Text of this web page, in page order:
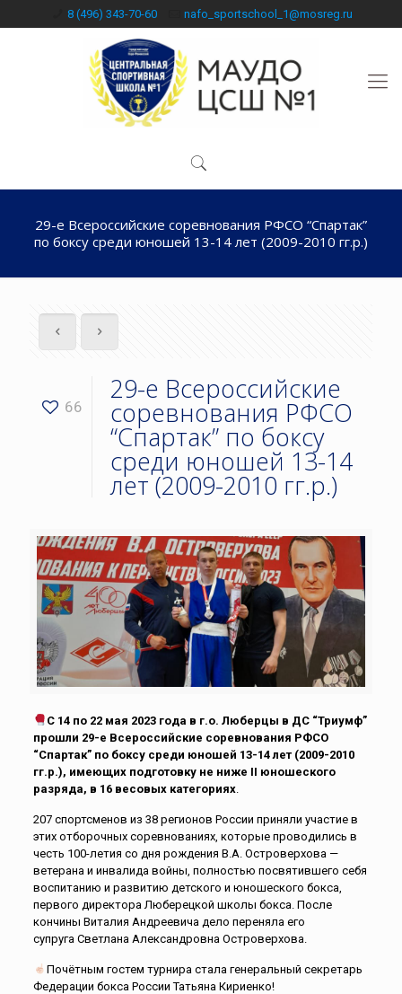
8 (496) 343-70-60 nafo_sportschool_1@mosreg.ru
29-е Всероссийские соревнования РФСО “Спартак”
по боксу среди юношей 13-14 лет (2009-2010 гг.р.)
66
29-е Всероссийские
соревнования РФСО
“Спартак” по боксу
среди юношей 13-14
лет (2009-2010 гг.р.)
С 14 по 22 мая 2023 года в г.о. Люберцы в ДС “Триумф”
прошли 29-е Всероссийские соревнования РФСО
“Спартак” по боксу среди юношей 13-14 лет (2009-2010
гг.р.), имеющих подготовку не ниже II юношеского
разряда, в 16 весовых категориях.
207 спортсменов из 38 регионов России приняли участие в
этих отборочных соревнованиях, которые проводились в
честь 100-летия со дня рождения В.А. Островерхова —
ветерана и инвалида войны, полностью посвятившего себя
воспитанию и развитию детского и юношеского бокса,
первого директора Люберецкой школы бокса. После
кончины Виталия Андреевича дело переняла его
супруга Светлана Александровна Островерхова.
Почётным гостем турнира стала генеральный секретарь
Федерации бокса России Татьяна Кириенко!